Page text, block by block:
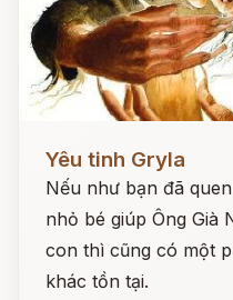
Yêu tinh Gryla
Nếu như bạn đã
nhỏ bé giúp Ông Già
con thì cũng có một
khác tồn tại.